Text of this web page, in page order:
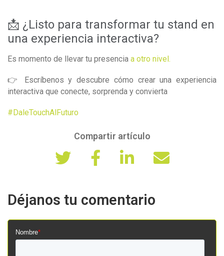
📩 ¿Listo para transformar tu stand en
una experiencia interactiva?
Es momento de llevar tu presencia a otro nivel.
👉 Escríbenos y descubre cómo crear una experiencia
interactiva que conecte, sorprenda y convierta
#DaleTouchAlFuturo
Compartir artículo
Déjanos tu comentario
Nombre*